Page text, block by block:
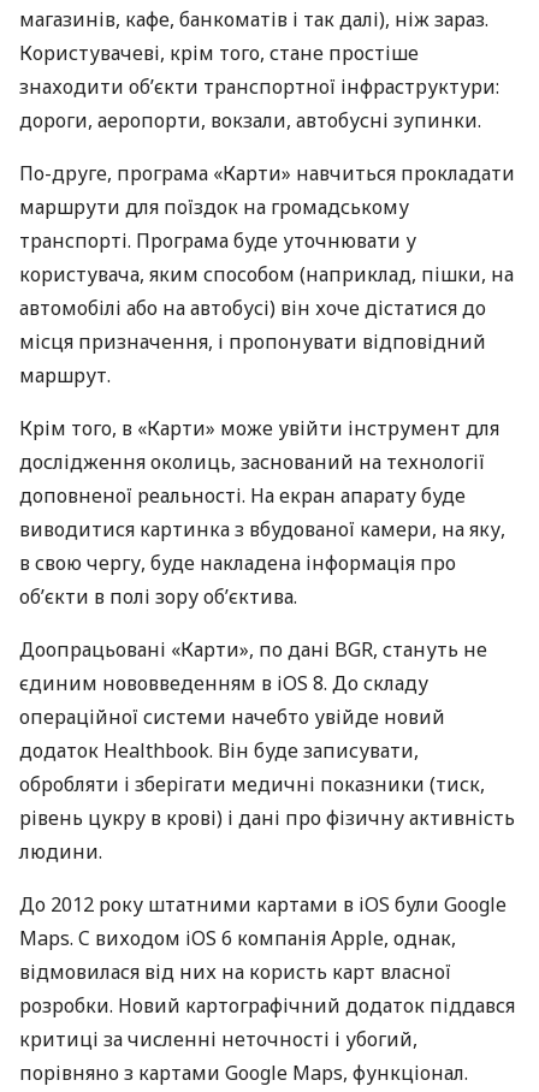
магазинів, кафе, банкоматів і так далі), ніж зараз.
Користувачеві, крім того, стане простіше
знаходити об’єкти транспортної інфраструктури:
дороги, аеропорти, вокзали, автобусні зупинки.
По-друге, програма «Карти» навчиться прокладати
маршрути для поїздок на громадському
транспорті. Програма буде уточнювати у
користувача, яким способом (наприклад, пішки, на
автомобілі або на автобусі) він хоче дістатися до
місця призначення, і пропонувати відповідний
маршрут.
Крім того, в «Карти» може увійти інструмент для
дослідження околиць, заснований на технології
доповненої реальності. На екран апарату буде
виводитися картинка з вбудованої камери, на яку,
в свою чергу, буде накладена інформація про
об’єкти в полі зору об’єктива.
Доопрацьовані «Карти», по дані BGR, стануть не
єдиним нововведенням в iOS 8. До складу
операційної системи начебто увійде новий
додаток Healthbook. Він буде записувати,
обробляти і зберігати медичні показники (тиск,
рівень цукру в крові) і дані про фізичну активність
людини.
До 2012 року штатними картами в iOS були Google
Maps. C виходом iOS 6 компанія Apple, однак,
відмовилася від них на користь карт власної
розробки. Новий картографічний додаток піддався
критиці за численні неточності і убогий,
порівняно з картами Google Maps, функціонал.